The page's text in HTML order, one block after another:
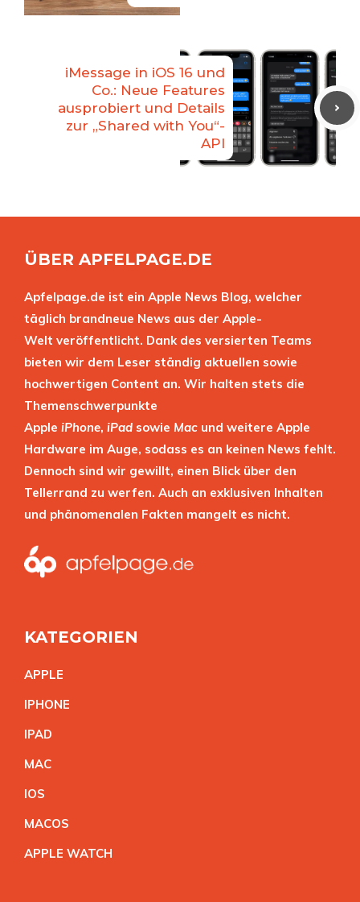
iMessage in iOS 16 und
Co.: Neue Features
ausprobiert und Details
zur „Shared with You“-
API
ÜBER APFELPAGE.DE
Apfelpage.de ist ein Apple News Blog, welcher
täglich brandneue News aus der Apple-
Welt veröffentlicht. Dank des versierten Teams
bieten wir dem Leser ständig aktuellen sowie
hochwertigen Content an. Wir halten stets die
Themenschwerpunkte
Apple iPhone, iPad sowie Mac und weitere Apple
Hardware im Auge, sodass es an keinen News fehlt.
Dennoch sind wir gewillt, einen Blick über den
Tellerrand zu werfen. Auch an exklusiven Inhalten
und phänomenalen Fakten mangelt es nicht.
KATEGORIEN
APPLE
IPHONE
IPAD
MAC
IOS
MACOS
APPLE WATCH